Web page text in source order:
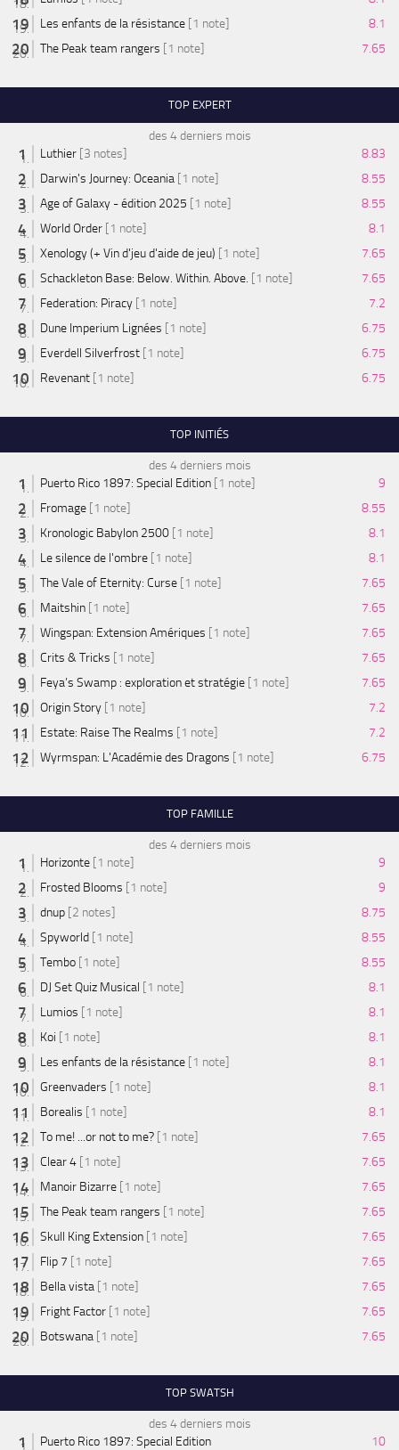
Les enfants de la résistance [1 note]
8.1
The Peak team rangers [1 note] 7.65
TOP EXPERT
des 4 derniers mois
Luthier [3 notes]
8.83
Darwin's Journey: Oceania [1 note]
8.55
Age of Galaxy - édition 2025 [1 note]
8.55
World Order [1 note]
8.1
Xenology (+ Vin d'jeu d'aide de jeu) [1 note]
7.65
Schackleton Base: Below. Within. Above. [1 note]
7.65
Federation: Piracy [1 note]
7.2
Dune Imperium Lignées [1 note]
6.75
Everdell Silverfrost [1 note]
6.75
Revenant [1 note] 6.75
TOP INITIÉS
des 4 derniers mois
Puerto Rico 1897: Special Edition [1 note]
9
Fromage [1 note]
8.55
Kronologic Babylon 2500 [1 note]
8.1
Le silence de l'ombre [1 note]
8.1
The Vale of Eternity: Curse [1 note]
7.65
Maitshin [1 note]
7.65
Wingspan: Extension Amériques [1 note]
7.65
Crits & Tricks [1 note]
7.65
Feya’s Swamp : exploration et stratégie [1 note]
7.65
Origin Story [1 note]
7.2
Estate: Raise The Realms [1 note]
7.2
Wyrmspan: L'Académie des Dragons [1 note] 6.75
TOP FAMILLE
des 4 derniers mois
Horizonte [1 note]
9
Frosted Blooms [1 note]
9
dnup [2 notes]
8.75
Spyworld [1 note]
8.55
Tembo [1 note]
8.55
DJ Set Quiz Musical [1 note]
8.1
Lumios [1 note]
8.1
Koi [1 note]
8.1
Les enfants de la résistance [1 note]
8.1
Greenvaders [1 note]
8.1
Borealis [1 note]
8.1
To me! ...or not to me? [1 note]
7.65
Clear 4 [1 note]
7.65
Manoir Bizarre [1 note]
7.65
The Peak team rangers [1 note]
7.65
Skull King Extension [1 note]
7.65
Flip 7 [1 note]
7.65
Bella vista [1 note]
7.65
Fright Factor [1 note]
7.65
Botswana [1 note] 7.65
TOP SWATSH
des 4 derniers mois
Puerto Rico 1897: Special Edition
10